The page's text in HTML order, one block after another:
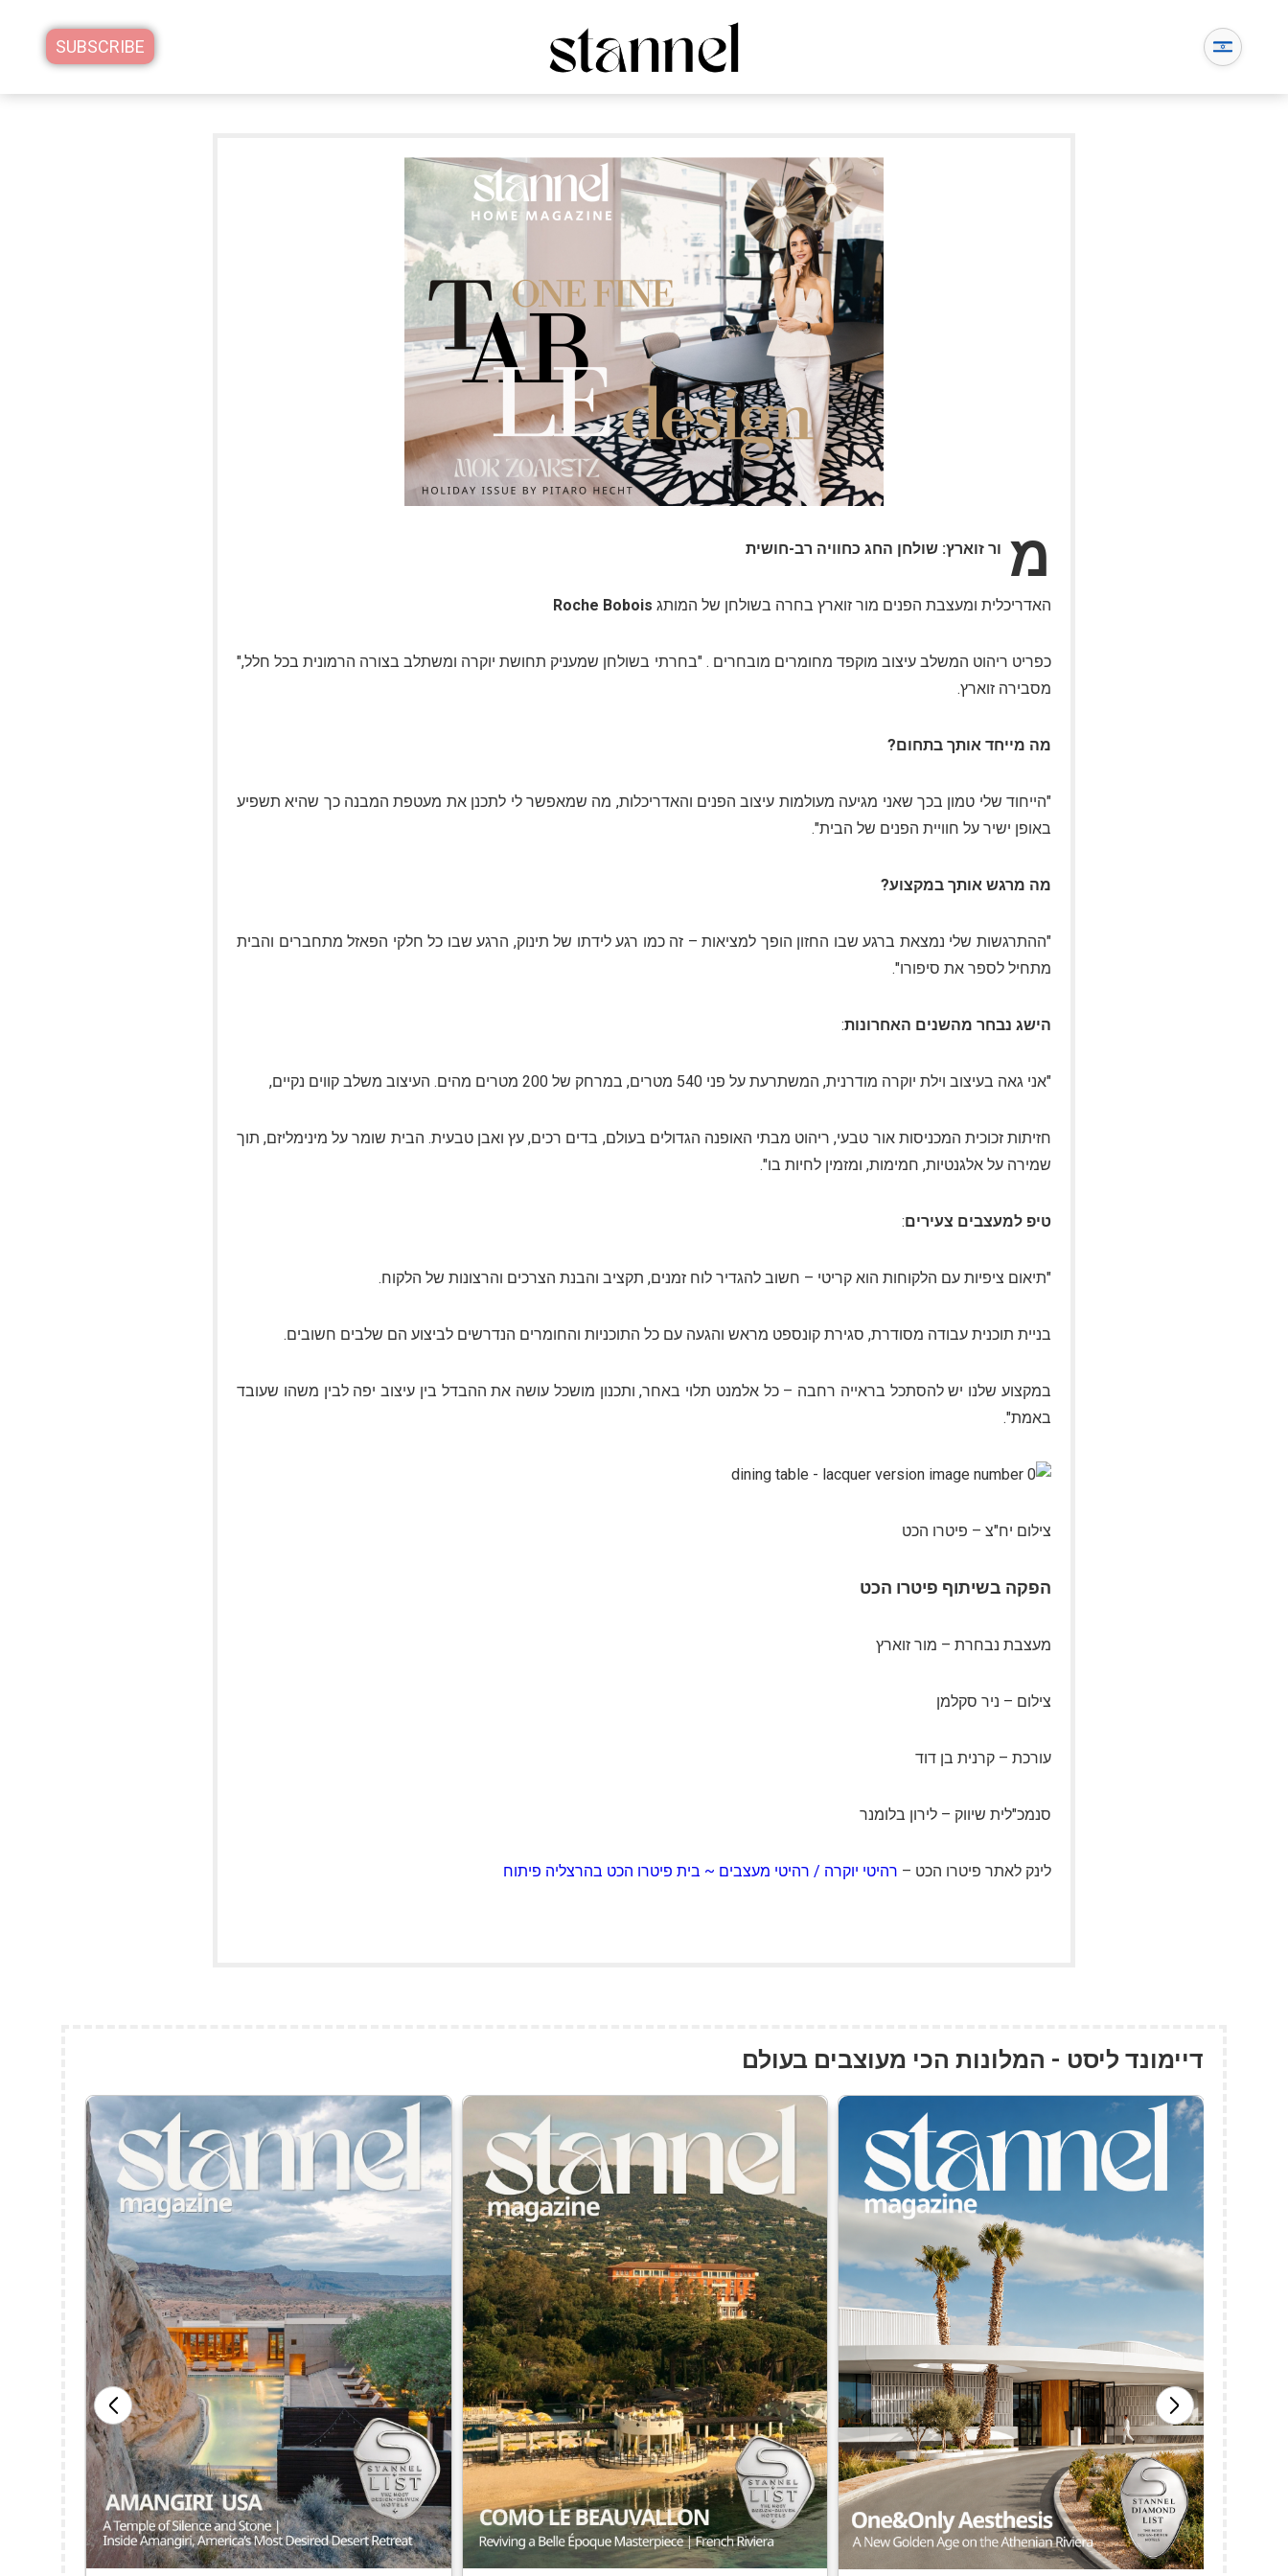
SUBSCRIBE
מ ור זוארץ: שולחן החג כחוויה רב-חושית
האדריכלית ומעצבת הפנים מור זוארץ בחרה בשולחן של המותג Roche Bobois
כפריט ריהוט המשלב עיצוב מוקפד מחומרים מובחרים . "בחרתי בשולחן שמעניק תחושת יוקרה ומשתלב בצורה הרמונית בכל חלל,"
מסבירה זוארץ.
מה מייחד אותך בתחום?
"הייחוד שלי טמון בכך שאני מגיעה מעולמות עיצוב הפנים והאדריכלות, מה שמאפשר לי לתכנן את מעטפת המבנה כך שהיא תשפיע
באופן ישיר על חוויית הפנים של הבית."
מה מרגש אותך במקצוע?
"ההתרגשות שלי נמצאת ברגע שבו החזון הופך למציאות – זה כמו רגע לידתו של תינוק, הרגע שבו כל חלקי הפאזל מתחברים והבית
מתחיל לספר את סיפורו."
הישג נבחר מהשנים האחרונות:
"אני גאה בעיצוב וילת יוקרה מודרנית, המשתרעת על פני 540 מטרים, במרחק של 200 מטרים מהים. העיצוב משלב קווים נקיים,
חזיתות זכוכית המכניסות אור טבעי, ריהוט מבתי האופנה הגדולים בעולם, בדים רכים, עץ ואבן טבעית. הבית שומר על מינימליזם, תוך
שמירה על אלגנטיות, חמימות, ומזמין לחיות בו".
טיפ למעצבים צעירים:
"תיאום ציפיות עם הלקוחות הוא קריטי – חשוב להגדיר לוח זמנים, תקציב והבנת הצרכים והרצונות של הלקוח.
בניית תוכנית עבודה מסודרת, סגירת קונספט מראש והגעה עם כל התוכניות והחומרים הנדרשים לביצוע הם שלבים חשובים.
במקצוע שלנו יש להסתכל בראייה רחבה – כל אלמנט תלוי באחר, ותכנון מושכל עושה את ההבדל בין עיצוב יפה לבין משהו שעובד
באמת."
צילום יח"צ – פיטרו הכט
הפקה בשיתוף פיטרו הכט
מעצבת נבחרת – מור זוארץ
צילום – ניר סקלמן
עורכת – קרנית בן דוד
סנמכ"לית שיווק – לירון בלומנר
לינק לאתר פיטרו הכט – רהיטי יוקרה / רהיטי מעצבים ~ בית פיטרו הכט בהרצליה פיתוח
דיימונד ליסט - המלונות הכי מעוצבים בעולם